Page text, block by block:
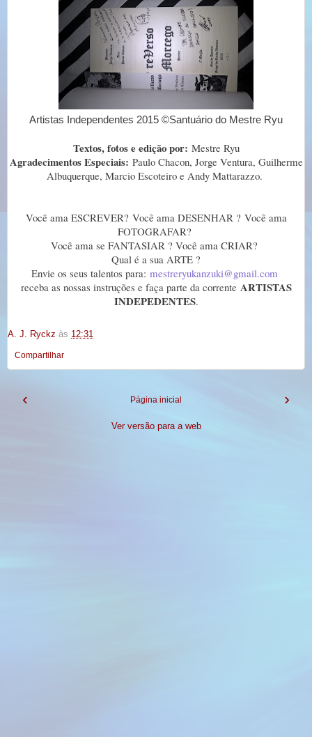
Artistas Independentes 2015 ©Santuário do Mestre Ryu
Textos, fotos e edição por: Mestre Ryu
Agradecimentos Especiais: Paulo Chacon, Jorge Ventura, Guilherme
Albuquerque, Marcio Escoteiro e Andy Mattarazzo.
Você ama ESCREVER? Você ama DESENHAR ? Você ama
FOTOGRAFAR?
Você ama se FANTASIAR ? Você ama CRIAR?
Qual é a sua ARTE ?
Envie os seus talentos para: mestreryukanzuki@gmail.com
receba as nossas instruções e faça parte da corrente ARTISTAS
INDEPEDENTES.
A. J. Ryckz às 12:31
Compartilhar
‹ ›
Página inicial
Ver versão para a web